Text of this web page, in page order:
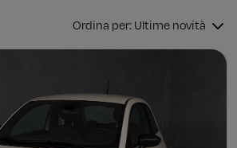
Ordina per: Ultime novità